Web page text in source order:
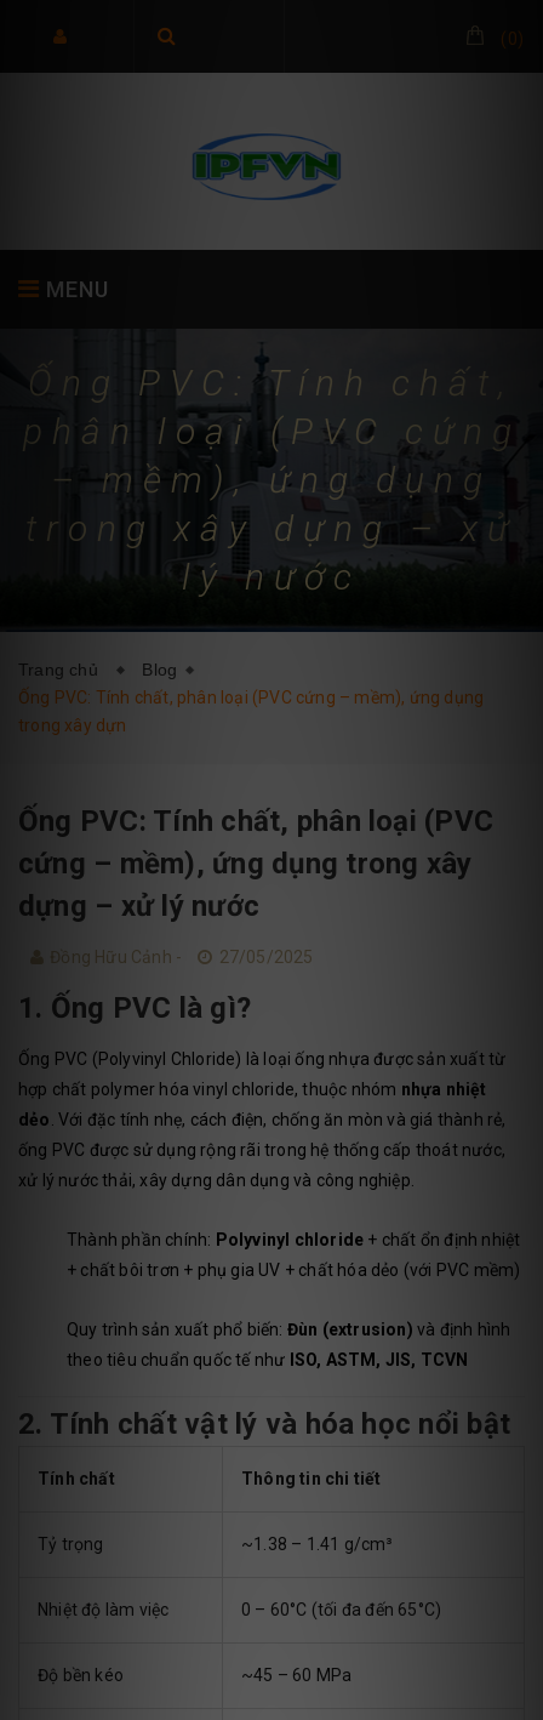
(0)
MENU
GIỚI THIỆU
BLOG LIÊN HỆ
Ống PVC: Tính chất,
phân loại (PVC cứng
– mềm), ứng dụng
trong xây dựng – xử
lý nước
Trang chủ
Blog
Ống PVC: Tính chất, phân loại (PVC cứng – mềm), ứng dụng
trong xây dựn
Ống PVC: Tính chất, phân loại (PVC
cứng – mềm), ứng dụng trong xây
dựng – xử lý nước
Đồng Hữu Cảnh - 27/05/2025
1. Ống PVC là gì?
Ống PVC (Polyvinyl Chloride) là loại ống nhựa được sản xuất từ
hợp chất polymer hóa vinyl chloride, thuộc nhóm nhựa nhiệt
dẻo. Với đặc tính nhẹ, cách điện, chống ăn mòn và giá thành rẻ,
ống PVC được sử dụng rộng rãi trong hệ thống cấp thoát nước,
xử lý nước thải, xây dựng dân dụng và công nghiệp.
Thành phần chính: Polyvinyl chloride + chất ổn định nhiệt
+ chất bôi trơn + phụ gia UV + chất hóa dẻo (với PVC mềm)
Quy trình sản xuất phổ biến: Đùn (extrusion) và định hình
theo tiêu chuẩn quốc tế như ISO, ASTM, JIS, TCVN
2. Tính chất vật lý và hóa học nổi bật
Tính chất Thông tin chi tiết
Tỷ trọng ~1.38 – 1.41 g/cm³
Nhiệt độ làm việc 0 – 60°C (tối đa đến 65°C)
Độ bền kéo ~45 – 60 MPa